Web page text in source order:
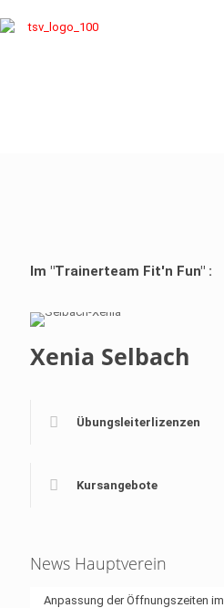
Im "Trainerteam Fit'n Fun" :
Xenia Selbach
Übungsleiterlizenzen
Kursangebote
News Hauptverein
Anpassung der Öffnungszeiten im